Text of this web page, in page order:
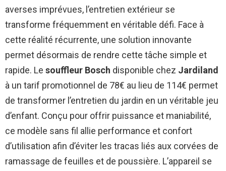
averses imprévues, l’entretien extérieur se
transforme fréquemment en véritable défi. Face à
cette réalité récurrente, une solution innovante
permet désormais de rendre cette tâche simple et
rapide. Le souffleur Bosch disponible chez Jardiland
à un tarif promotionnel de 78€ au lieu de 114€ permet
de transformer l’entretien du jardin en un véritable jeu
d’enfant. Conçu pour offrir puissance et maniabilité,
ce modèle sans fil allie performance et confort
d’utilisation afin d’éviter les tracas liés aux corvées de
ramassage de feuilles et de poussière. L’appareil se